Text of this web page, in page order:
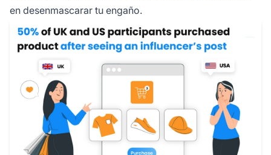
en desenmascarar tu engaño.